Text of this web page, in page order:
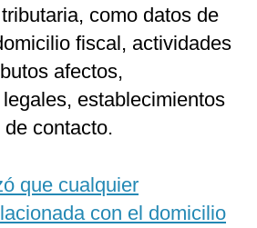
como datos de
fiscal, actividades
afectos,
establecimientos
contacto.
que cualquier
con el domicilio